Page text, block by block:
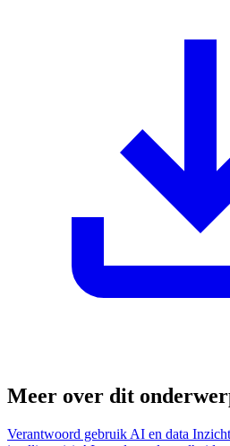
Meer over dit
Verantwoord gebruik AI en data